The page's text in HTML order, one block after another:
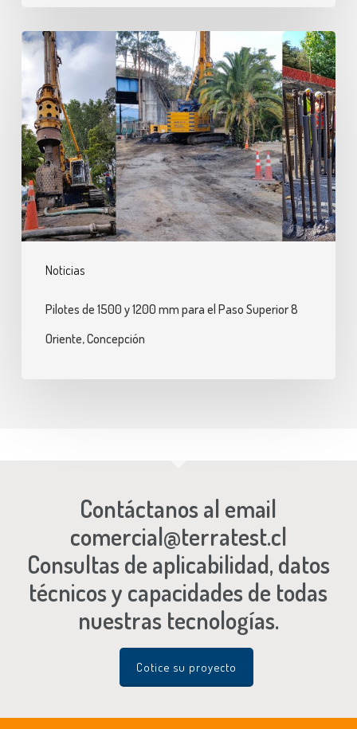
Ocupacional
Estrellas
por
la
CChC
Noticias
Pilotes
1500
y
1200
mm
para
el
Paso
Oriente,
Pilotes de 1500 y 1200 mm para el Paso Superior 8
Oriente, Concepción
Contáctanos al email
comercial@terratest.cl
Consultas de aplicabilidad, datos
técnicos y capacidades de todas
nuestras tecnologías.
Cotice su proyecto